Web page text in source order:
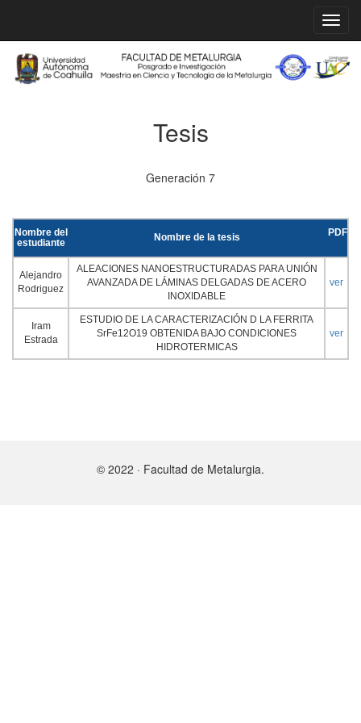
Tesis
Generación 7
Nombre del
estudiante
Nombre de la tesis PDF
Alejandro
Rodriguez
ALEACIONES NANOESTRUCTURADAS PARA UNIÓN
AVANZADA DE LÁMINAS DELGADAS DE ACERO
INOXIDABLE
ver
Iram
Estrada
ESTUDIO DE LA CARACTERIZACIÓN D LA FERRITA
SrFe12O19 OBTENIDA BAJO CONDICIONES
HIDROTERMICAS
ver
© 2022 · Facultad de Metalurgia.